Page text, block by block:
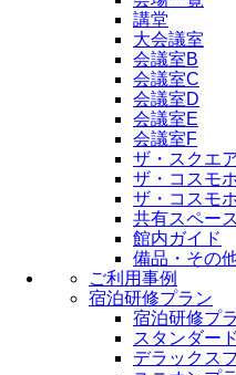
講堂
大会議室
会議室B
会議室C
会議室D
会議室E
会議室F
ザ・スクエ
ザ・コスモ
ザ・コスモ
共有スペース
館内ガイド
備品・その
ご利用事例
宿泊研修プラン
宿泊研修プ
スタンダー
デラックス